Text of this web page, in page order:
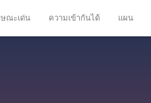
ณะเด่น ความเข้ากันได้ แผน